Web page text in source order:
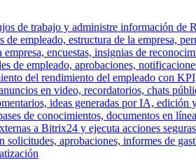
de trabajo y administre información de
de empleado, estructura de la empresa,
encuestas, insignias de
de empleado, aprobaciones,
del rendimiento del empleado con
en video, recordatorios, chats
ideas generadas por IA,
de conocimientos, documentos en
a Bitrix24 y ejecuta acciones
solicitudes, aprobaciones, informes de